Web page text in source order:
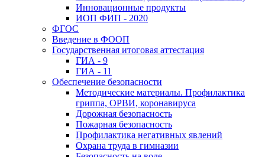
Инновационные продукты
ИОП ФИП - 2020
ФГОС
Введение в ФООП
Государственная итоговая аттестация
ГИА - 9
ГИА - 11
Обеспечение безопасности
Методические материалы. Профилактика
гриппа, ОРВИ, коронавируса
Дорожная безопасность
Пожарная безопасность
Профилактика негативных явлений
Охрана труда в гимназии